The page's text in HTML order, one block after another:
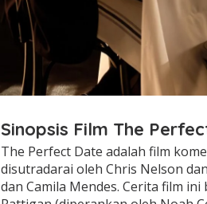
Sinopsis Film The
The Perfect Date adalah film
disutradarai oleh Chris Nelson
dan Camila Mendes. Cerita film